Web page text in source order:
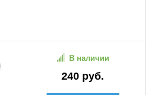
240 руб.
В наличии